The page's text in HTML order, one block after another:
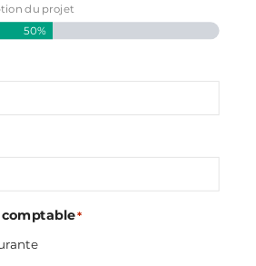
du projet
50%
*